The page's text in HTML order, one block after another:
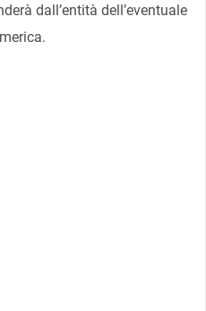
dall’entità dell’eventuale